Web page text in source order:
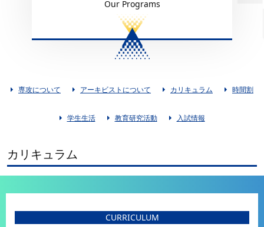
カリキュラム
CURRICULUM
Our Programs
専攻について アーキビストについて カリキュラム 時間割
学生生活 教育研究活動 入試情報